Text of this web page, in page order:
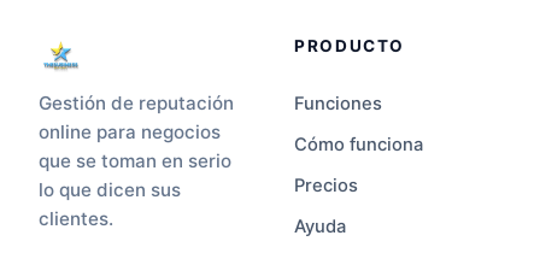
Gestión de reputación
online para negocios
que se toman en serio
lo que dicen sus
clientes.
PRODUCTO
Funciones
Cómo funciona
Precios
Ayuda